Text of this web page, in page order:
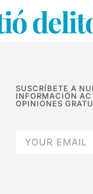
SUSCRÍBETE A
INFORMACIÓN
OPINIONES